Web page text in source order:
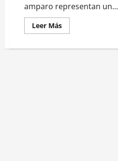
amparo representan un...
Leer MásLeer
más
Kenia